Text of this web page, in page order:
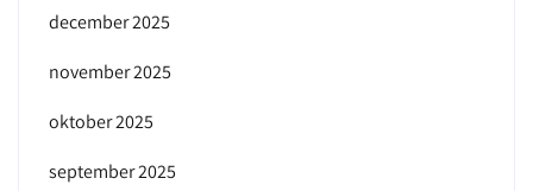
december 2025
november 2025
oktober 2025
september 2025